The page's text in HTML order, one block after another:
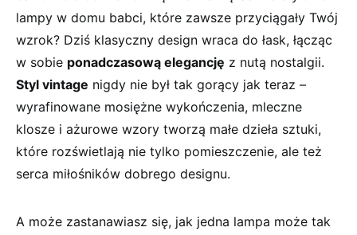
lampy w domu⁢ babci,‌ które zawsze ⁢przyciągały Twój
wzrok? Dziś klasyczny design wraca do łask, łącząc
w sobie⁤ ponadczasową elegancję z nutą nostalgii.
Styl vintage nigdy nie⁤ był tak ⁢gorący jak ⁢teraz –
wyrafinowane mosiężne wykończenia, ‍mleczne
klosze i ażurowe wzory tworzą małe dzieła ⁣sztuki,⁣
które rozświetlają‍ nie tylko pomieszczenie, ale‌ też
serca miłośników dobrego designu. ‍
A może⁢ zastanawiasz się, jak jedna lampa⁣ może tak